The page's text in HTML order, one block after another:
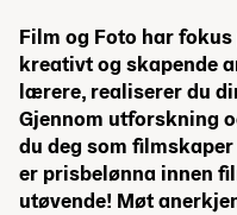
Film og Foto har
kreativt og skapende
lærere, realiserer du
Gjennom utforskning
du deg som
er prisbelønna innen
utøvende! Møt